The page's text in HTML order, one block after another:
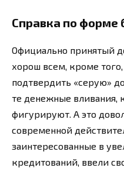
Справка по форме
Официально принятый
хорош всем, кроме
подтвердить «серую»
те денежные вливания,
фигурируют. А это
современной
заинтересованные в
кредитований, ввели